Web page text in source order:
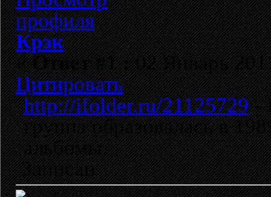
Крэк
«Ответ #1 :02 Январь
Цитировать
http://ifolder.ru/21125729-
группа образовалась в
альбомы.
Записан